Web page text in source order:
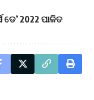
2022 ପାଳିତ